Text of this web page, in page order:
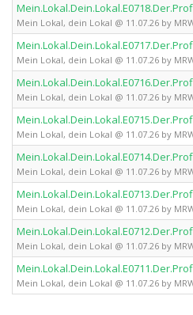
Mein Lokal, dein Lokal @ 11.07.26 by
Mein Lokal, dein Lokal @ 11.07.26 by
Mein Lokal, dein Lokal @ 11.07.26 by
Mein Lokal, dein Lokal @ 11.07.26 by
Mein Lokal, dein Lokal @ 11.07.26 by
Mein Lokal, dein Lokal @ 11.07.26 by
Mein Lokal, dein Lokal @ 11.07.26 by
Mein Lokal, dein Lokal @ 11.07.26 by